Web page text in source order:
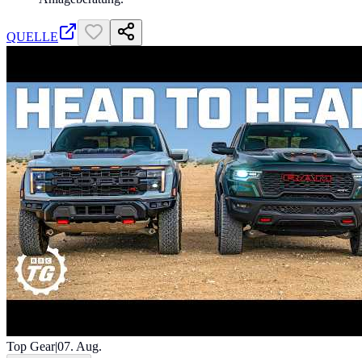
QUELLE
Top Gear|07. Aug.